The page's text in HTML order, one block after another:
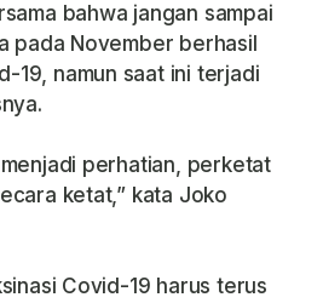
bahwa jangan sampai
pada November berhasil
19, namun saat ini terjadi
perhatian, perketat
ketat,” kata Joko
Covid-19 harus terus